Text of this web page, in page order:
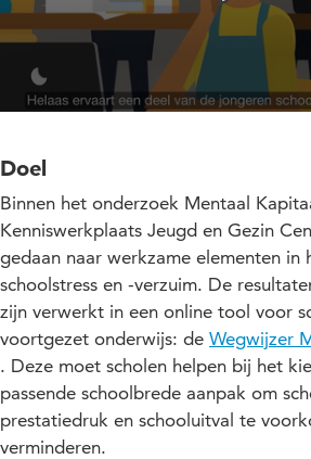
Doel
Binnen het onderzoek Mentaal
Kenniswerkplaats Jeugd en Gezin
gedaan naar werkzame elementen in
schoolstress en -verzuim. De
zijn verwerkt in een online tool voor
voortgezet onderwijs: de Wegwijzer
. Deze moet scholen helpen bij het
passende schoolbrede aanpak om
prestatiedruk en schooluitval te
verminderen.